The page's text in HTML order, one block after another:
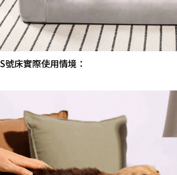
S號床實際使用情境：